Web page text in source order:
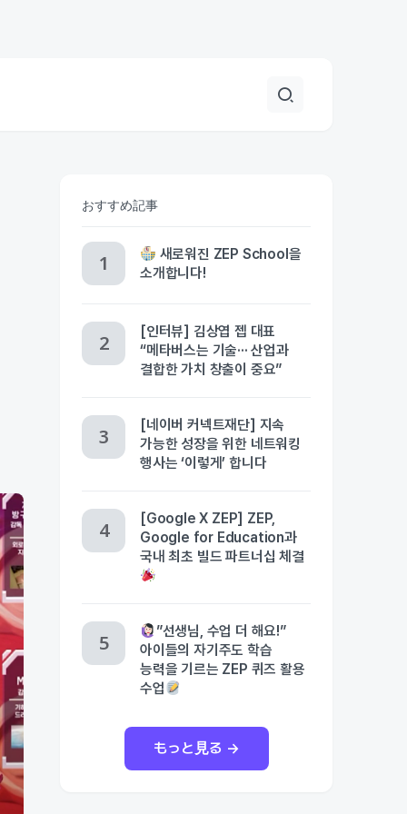
おすすめ記事
새로워진 ZEP School을
소개합니다!
[인터뷰] 김상엽 젭 대표
“메타버스는 기술··· 산업과
결합한 가치 창출이 중요”
[네이버 커넥트재단] 지속
가능한 성장을 위한 네트워킹
행사는 ‘이렇게’ 합니다
[Google X ZEP] ZEP,
Google for Education과
국내 최초 빌드 파트너십 체결
”선생님, 수업 더 해요!”
아이들의 자기주도 학습
능력을 기르는 ZEP 퀴즈 활용
수업
もっと見る →